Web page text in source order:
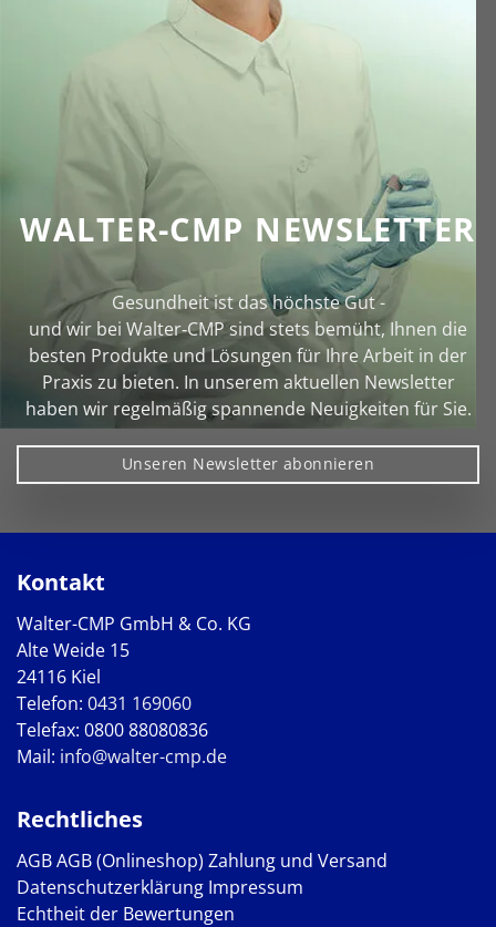
WALTER-CMP NEWSLETTER
Gesundheit ist das höchste Gut -
und wir bei Walter‑CMP sind stets bemüht, Ihnen die
besten Produkte und Lösungen für Ihre Arbeit in der
Praxis zu bieten. In unserem aktuellen Newsletter
haben wir regelmäßig spannende Neuigkeiten für Sie.
Unseren Newsletter abonnieren
Kontakt
Walter-CMP GmbH & Co. KG
Alte Weide 15
24116 Kiel
Telefon: 0431 169060
Telefax: 0800 88080836
Mail: info@walter-cmp.de
Rechtliches
AGBAGB (Onlineshop) Zahlung und Versand
Datenschutzerklärung Impressum
Echtheit der Bewertungen